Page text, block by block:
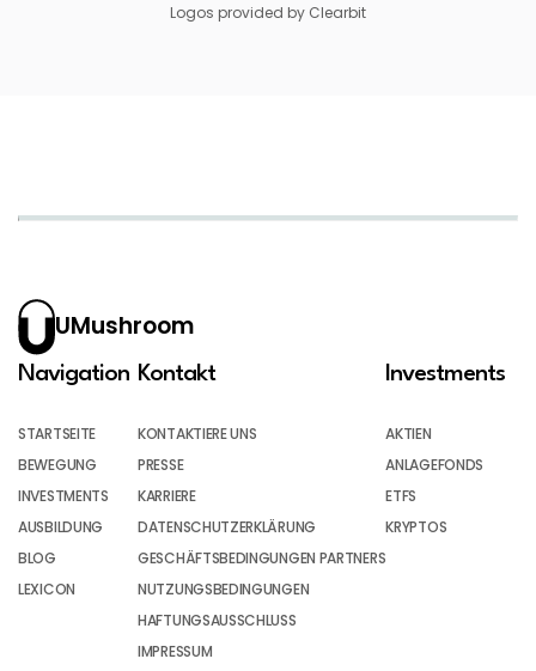
Logos provided by Clearbit
UMushroom
Navigation
STARTSEITE
BEWEGUNG
INVESTMENTS
AUSBILDUNG
BLOG
LEXICON
Kontakt
KONTAKTIERE UNS
PRESSE
KARRIERE
DATENSCHUTZERKLÄRUNG
GESCHÄFTSBEDINGUNGEN PARTNERS
NUTZUNGSBEDINGUNGEN
HAFTUNGSAUSSCHLUSS
IMPRESSUM
Investments
AKTIEN
ANLAGEFONDS
ETFS
KRYPTOS